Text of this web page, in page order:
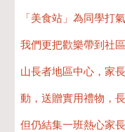
「美食站」為同學打氣
我們更把歡樂帶到社
山長者地區中心，家
動，送贈實用禮物，
但仍結集一班熱心家